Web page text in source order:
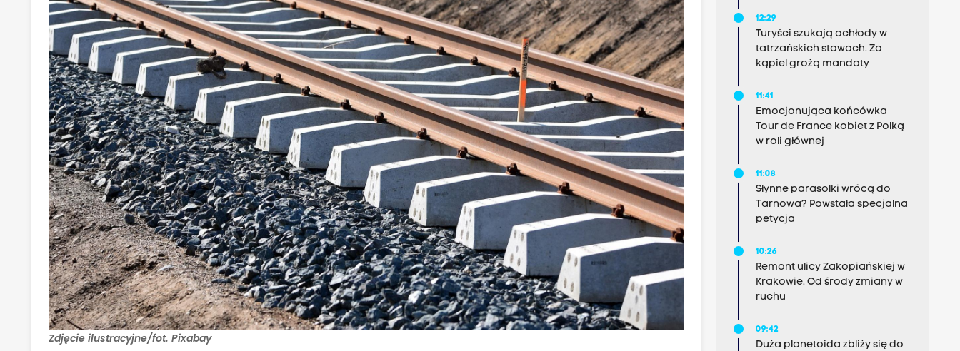
Zdjęcie ilustracyjne/fot. Pixabay
12:29
Turyści szukają ochłody w
tatrzańskich stawach. Za
kąpiel grożą mandaty
11:41
Emocjonująca końcówka
Tour de France kobiet z Polką
w roli głównej
11:08
Słynne parasolki wrócą do
Tarnowa? Powstała specjalna
petycja
10:26
Remont ulicy Zakopiańskiej w
Krakowie. Od środy zmiany w
ruchu
09:42
Duża planetoida zbliży się do